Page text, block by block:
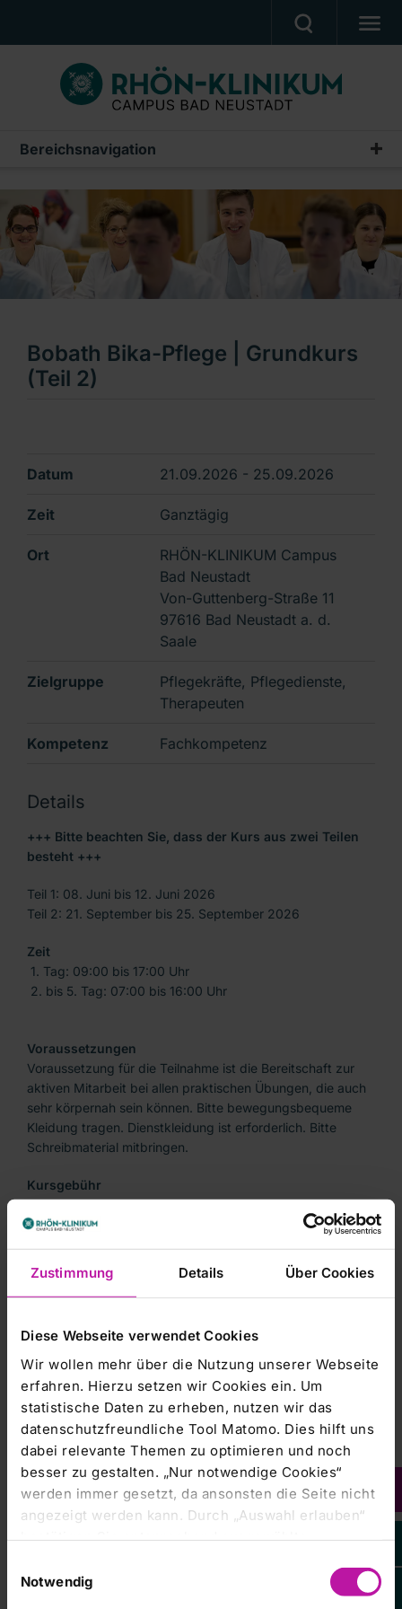
Zustimmung Details Über Cookies
Diese Webseite verwendet Cookies
Wir wollen mehr über die Nutzung unserer Webseite
erfahren. Hierzu setzen wir Cookies ein. Um
statistische Daten zu erheben, nutzen wir das
datenschutzfreundliche Tool Matomo. Dies hilft uns
dabei relevante Themen zu optimieren und noch
besser zu gestalten. „Nur notwendige Cookies“
werden immer gesetzt, da ansonsten die Seite nicht
angezeigt werden kann. Durch „Auswahl erlauben“
bestätigen Sie entsprechend ausgewählte
erlauben Sie alle eingesetzten Cookies. Sie können
Ihre
Notwendig
MEDIZIN & PFLEGE
PATIENTEN & BESUCHER
CAMPUS AKADEMIE
AKTUELLES
NOTFALL
Bereichsnavigation
Campus Akademie
Wir über uns
Ausbildung
Fortbildungen
Weiterbildungen
Bobath Bika-Pflege | Grundkurs
(Teil 2)
Datum 21.09.2026 - 25.09.2026
Zeit Ganztägig
Ort
RHÖN-KLINIKUM Campus
Bad Neustadt
Von-Guttenberg-Straße 11
97616 Bad Neustadt a. d.
Saale
Zielgruppe
Pflegekräfte, Pflegedienste,
Therapeuten
Kompetenz Fachkompetenz
Details
+++ Bitte beachten Sie, dass der Kurs aus zwei Teilen
besteht +++
Teil 1: 08. Juni bis 12. Juni 2026
Teil 2: 21. September bis 25. September 2026
Zeit
1. Tag: 09:00 bis 17:00 Uhr
2. bis 5. Tag: 07:00 bis 16:00 Uhr
Voraussetzungen
Voraussetzung für die Teilnahme ist die Bereitschaft zur
aktiven Mitarbeit bei allen praktischen Übungen, die auch
sehr körpernah sein können. Bitte bewegungsbequeme
Kleidung tragen. Dienstkleidung ist erforderlich. Bitte
Schreibmaterial mitbringen.
Kursgebühr
850€
Physiotherapeutin, Bobath-Instruktorin IBITA
RHÖN-KLINIKUM Campus Bad Neustadt
Inhalt
„Die therapeutisch aktivierende Pflege Erwachsener nach
erworbenen Hirnschädigungen – Das Bobath-Konzept“. Es
ist heute unbestritten das erfolgreichste und anerkannteste
Pflege- und Therapiekonzept zur Rehabilitation von
Patienten mit Schlaganfällen und anderen erworbenen
Hirnschäden. Es ermöglicht therapeutisch- aktivierende
Pflege als ständigen Bestandteil des gesamten
Tagesablaufes des Patienten (24-Stunden-Konzept).
Pfleger, Therapeuten und Ärzte arbeiten, sich gegenseitig
ergänzend, nach den gleichen berufsübergreifenden
Entwicklung und Grundprinzipien des Bobath-